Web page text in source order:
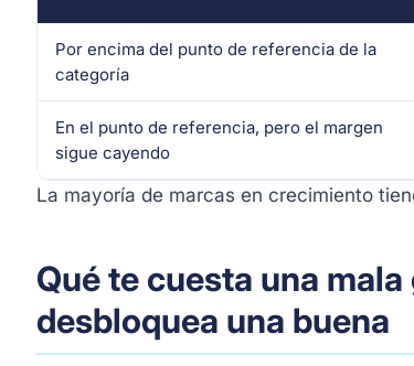
Por encima del punto de referencia de la
categoría
En el punto de referencia, pero el margen
sigue cayendo
La mayoría de marcas en crecimiento
Qué te cuesta una
desbloquea una buena